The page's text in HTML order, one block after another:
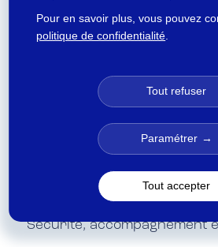
important d’être bien
sécurisants, que ce soit sur
Sécurité, accompagnement
Pour en savoir plus, vous pouvez
politique de confidentialité
Tout refuser
Paramétrer
Tout accepter